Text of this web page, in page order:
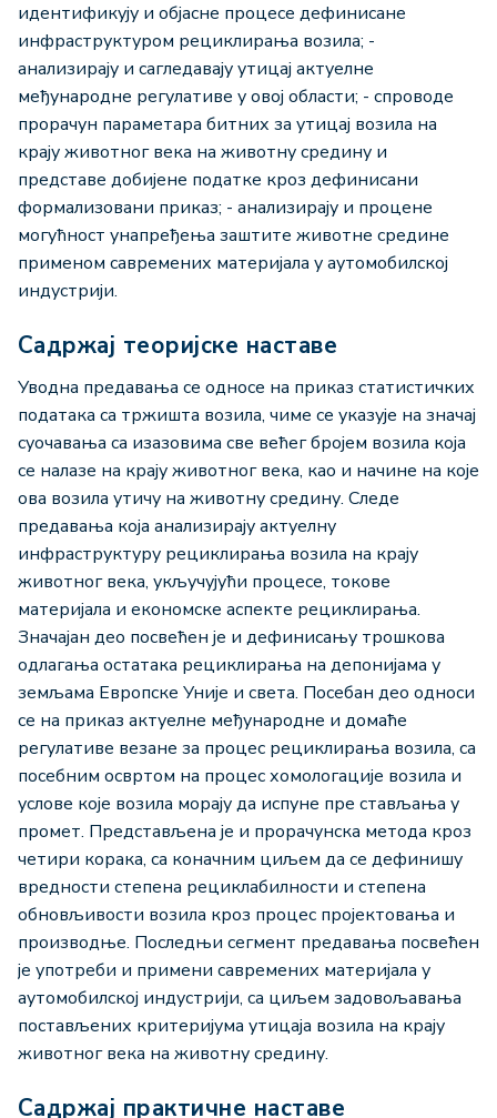
идентификују и објасне процесе дефинисане
инфраструктуром рециклирања возила; -
анализирају и сагледавају утицај актуелне
међународне регулативе у овој области; - спроводе
прорачун параметара битних за утицај возила на
крају животног века на животну средину и
представе добијене податке кроз дефинисани
формализовани приказ; - анализирају и процене
могућност унапређења заштите животне средине
применом савремених материјала у аутомобилској
индустрији.
Садржај теоријске наставе
Уводна предавања се односе на приказ статистичких
података са тржишта возила, чиме се указује на значај
суочавања са изазовима све већег бројем возила која
се налазе на крају животног века, као и начине на које
ова возила утичу на животну средину. Следе
предавања која анализирају актуелну
инфраструктуру рециклирања возила на крају
животног века, укључујући процесе, токове
материјала и економске аспекте рециклирања.
Значајан део посвећен је и дефинисању трошкова
одлагања остатака рециклирања на депонијама у
земљама Европске Уније и света. Посебан део односи
се на приказ актуелне међународне и домаће
регулативе везане за процес рециклирања возила, са
посебним освртом на процес хомологације возила и
услове које возила морају да испуне пре стављања у
промет. Представљена је и прорачунска метода кроз
четири корака, са коначним циљем да се дефинишу
вредности степена рециклабилности и степена
обновљивости возила кроз процес пројектовања и
производње. Последњи сегмент предавања посвећен
је употреби и примени савремених материјала у
аутомобилској индустрији, са циљем задовољавања
постављених критеријума утицаја возила на крају
животног века на животну средину.
Садржај практичне наставе